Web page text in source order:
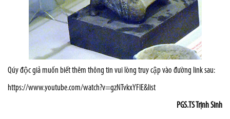
Qúy độc giả muốn biết thêm thông tin vui lòng truy cập vào đường link sau:
https://www.youtube.com/watch?v=gzNTvkxYFIE&list
PGS.TS Trịnh Sinh